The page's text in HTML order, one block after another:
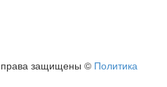
защищены © Политика